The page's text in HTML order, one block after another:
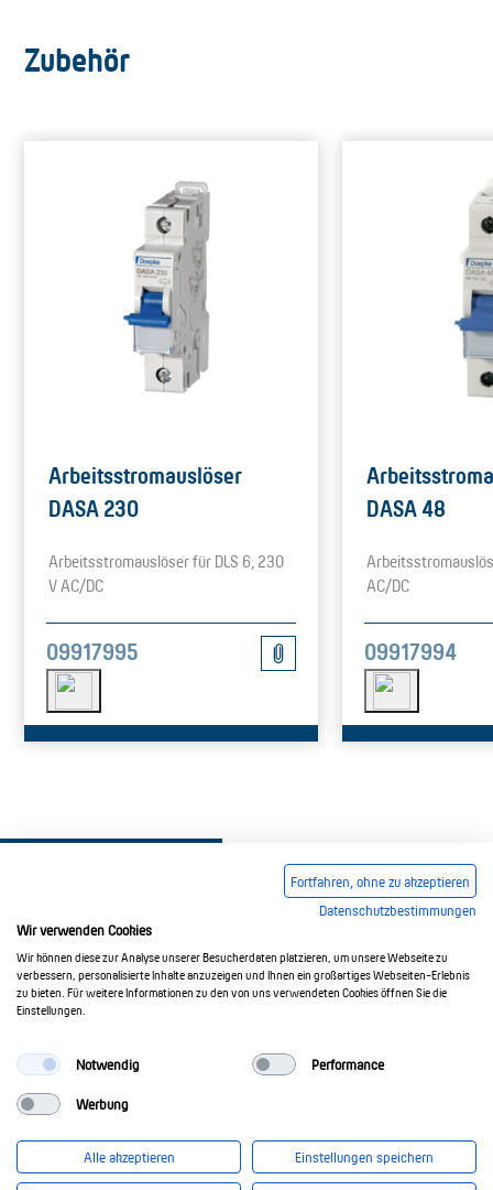
Zubehör
Arbeitsstromauslöser
DASA 230
Arbeitsstromauslöser für DLS 6, 230
V AC/DC
09917995
DASA 48
AC/DC
09917994
Impressum AGB Datenschutzerklärung
© 2017-2026 Doepke Schaltgeräte GmbH
Stellmacherstr. 11
info@doepke.de
Fortfahren, ohne zu akzeptieren
Datenschutzbestimmungen
Wir verwenden Cookies
Wir können diese zur Analyse unserer Besucherdaten platzieren, um unsere Webseite zu
verbessern, personalisierte Inhalte anzuzeigen und Ihnen ein großartiges Webseiten-Erlebnis
zu bieten. Für weitere Informationen zu den von uns verwendeten Cookies öffnen Sie die
Einstellungen.
Notwendig Performance
Werbung
Alle akzeptieren Einstellungen speichern